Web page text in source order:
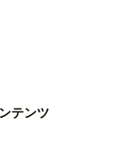
テンツ